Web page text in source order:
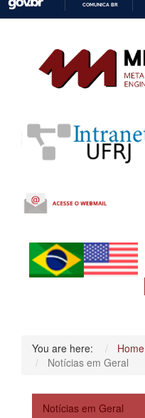
COMUNICA BR
You are here: Home
Notícias em Geral
Notícias em Geral